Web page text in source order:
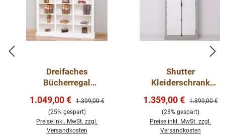
Dreifaches
Bücherregal
Massivholz Kiefer –
individuell &
hochwertig weiss
Verkaufspreis:
1.049,00 € Regulärer Preis:
1.399,00 €
(25% gespart)
Preise inkl. MwSt. zzgl.
Versandkosten
Shutter
Kleiderschrank
2 Lamellentüren,
109x210x40 cm
Verkaufspreis:
1.359,00 € Regulärer
1.899,00 €
(28% gespart)
Preise inkl. MwSt. zzgl.
Versandkosten